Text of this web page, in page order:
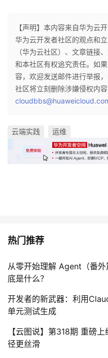
【声明】本内容来自华为云
华为云开发者社区的观点和
（华为云社区）、文章链接
和本社区有权追究责任。如
容，欢迎发送邮件进行举报
社区将立刻删除涉嫌侵权内容
云端实践 运维
热门推荐
从零开始理解 Agent（番
底是什么？
开发者的新武器：利用
单元测试生成
【云图说】第318期 重磅
径更丝滑